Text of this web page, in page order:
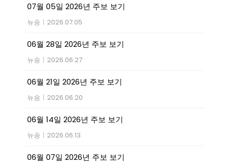
07월 05일 2026년 주보 보기
뉴송 | 2026.07.05
06월 28일 2026년 주보 보기
뉴송 | 2026.06.27
06월 21일 2026년 주보 보기
뉴송 | 2026.06.20
06월 14일 2026년 주보 보기
뉴송 | 2026.06.13
06월 07일 2026년 주보 보기